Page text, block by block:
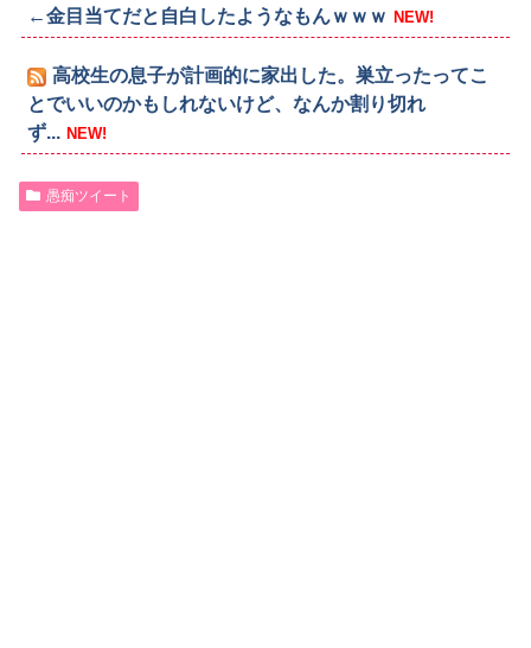
←金目当てだと自白したようなもんｗｗｗ NEW!
高校生の息子が計画的に家出した。巣立ったってこ
とでいいのかもしれないけど、なんか割り切れ
ず... NEW!
愚痴ツイート